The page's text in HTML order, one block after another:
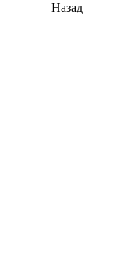
Назад